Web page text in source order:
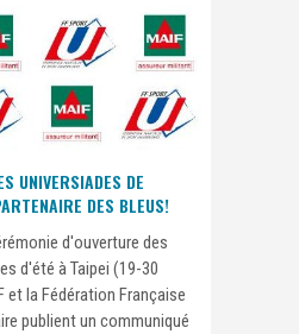
UNIVERSIADES DE
DES BLEUS!
d'ouverture des
d'été à Taipei (19-30
et la Fédération Française
publient un communiqué